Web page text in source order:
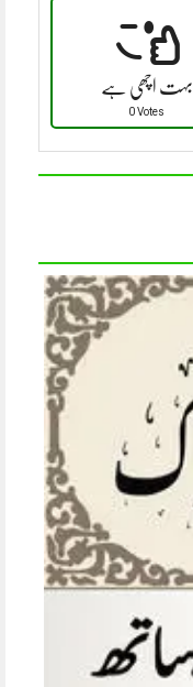
بہت اچھی ہے
0 Votes